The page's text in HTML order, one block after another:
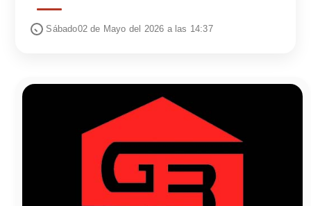
Sábado02 de Mayo del 2026 a las 14:37